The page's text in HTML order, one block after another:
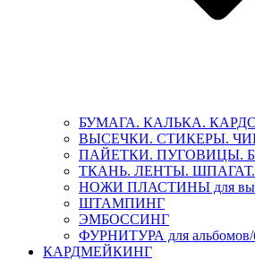
БУМАГА. КАЛЬКА.
ВЫСЕЧКИ. СТИКЕРЫ.
ПАЙЕТКИ. ПУГОВИЦЫ.
ТКАНЬ. ЛЕНТЫ.
НОЖИ ПЛАСТИНЫ для
ШТАМПИНГ
ЭМБОССИНГ
ФУРНИТУРА для альбомов/
КАРДМЕЙКИНГ